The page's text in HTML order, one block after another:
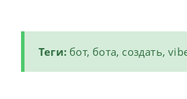
Теги: бот, бота, создать,